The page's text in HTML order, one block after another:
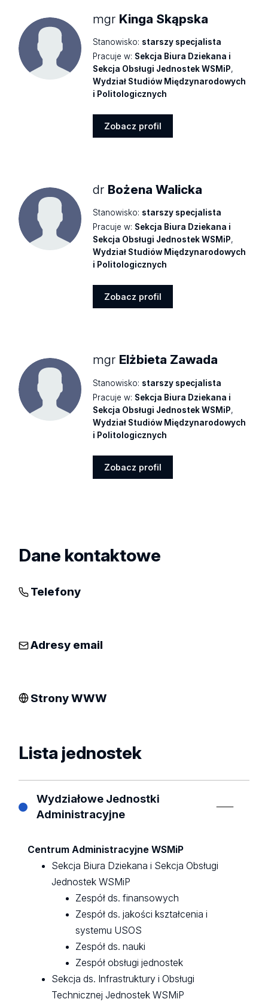
mgr Kinga Skąpska
Stanowisko: starszy specjalista
Pracuje w: Sekcja Biura Dziekana i
Sekcja Obsługi Jednostek WSMiP,
Wydział Studiów Międzynarodowych
i Politologicznych
Zobacz profil
dr Bożena Walicka
Stanowisko: starszy specjalista
Pracuje w: Sekcja Biura Dziekana i
Sekcja Obsługi Jednostek WSMiP,
Wydział Studiów Międzynarodowych
i Politologicznych
Zobacz profil
mgr Elżbieta Zawada
Stanowisko: starszy specjalista
Pracuje w: Sekcja Biura Dziekana i
Sekcja Obsługi Jednostek WSMiP,
Wydział Studiów Międzynarodowych
i Politologicznych
Zobacz profil
Dane kontaktowe
Telefony
Adresy email
Strony WWW
Lista jednostek
Wydziałowe Jednostki
Administracyjne
Centrum Administracyjne WSMiP
Sekcja Biura Dziekana i Sekcja Obsługi
Jednostek WSMiP
Zespół ds. finansowych
Zespół ds. jakości kształcenia i
systemu USOS
Zespół ds. nauki
Zespół obsługi jednostek
Sekcja ds. Infrastruktury i Obsługi
Technicznej Jednostek WSMiP